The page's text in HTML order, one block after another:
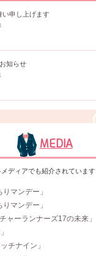
い申し上げます
知らせ
MEDIA
メディアでも紹介されています
マンデー」
マンデー」
ャーランナーズ17の未来」
チナイン」